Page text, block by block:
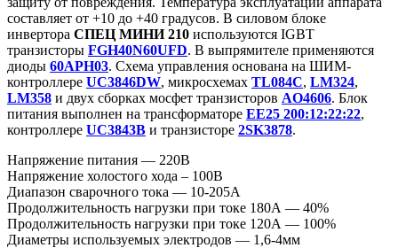
составляет от +10 до +40 градусов. В силовом блоке
инвертора СПЕЦ МИНИ 210 используются IGBT
транзисторы FGH40N60UFD. В выпрямителе применяются
диоды 60APH03. Схема управления основана на ШИМ-
контроллере UC3846DW, микросхемах TL084C, LM324,
LM358 и двух сборках мосфет транзисторов AO4606. Блок
питания выполнен на трансформаторе EE25 200:12:22:22,
контроллере UC3843B и транзисторе 2SK3878.
Напряжение питания — 220В
Напряжение холостого хода – 100В
Диапазон сварочного тока — 10-205А
Продолжительность нагрузки при токе 180А — 40%
Продолжительность нагрузки при токе 120А — 100%
Диаметры используемых электродов — 1,6-4мм